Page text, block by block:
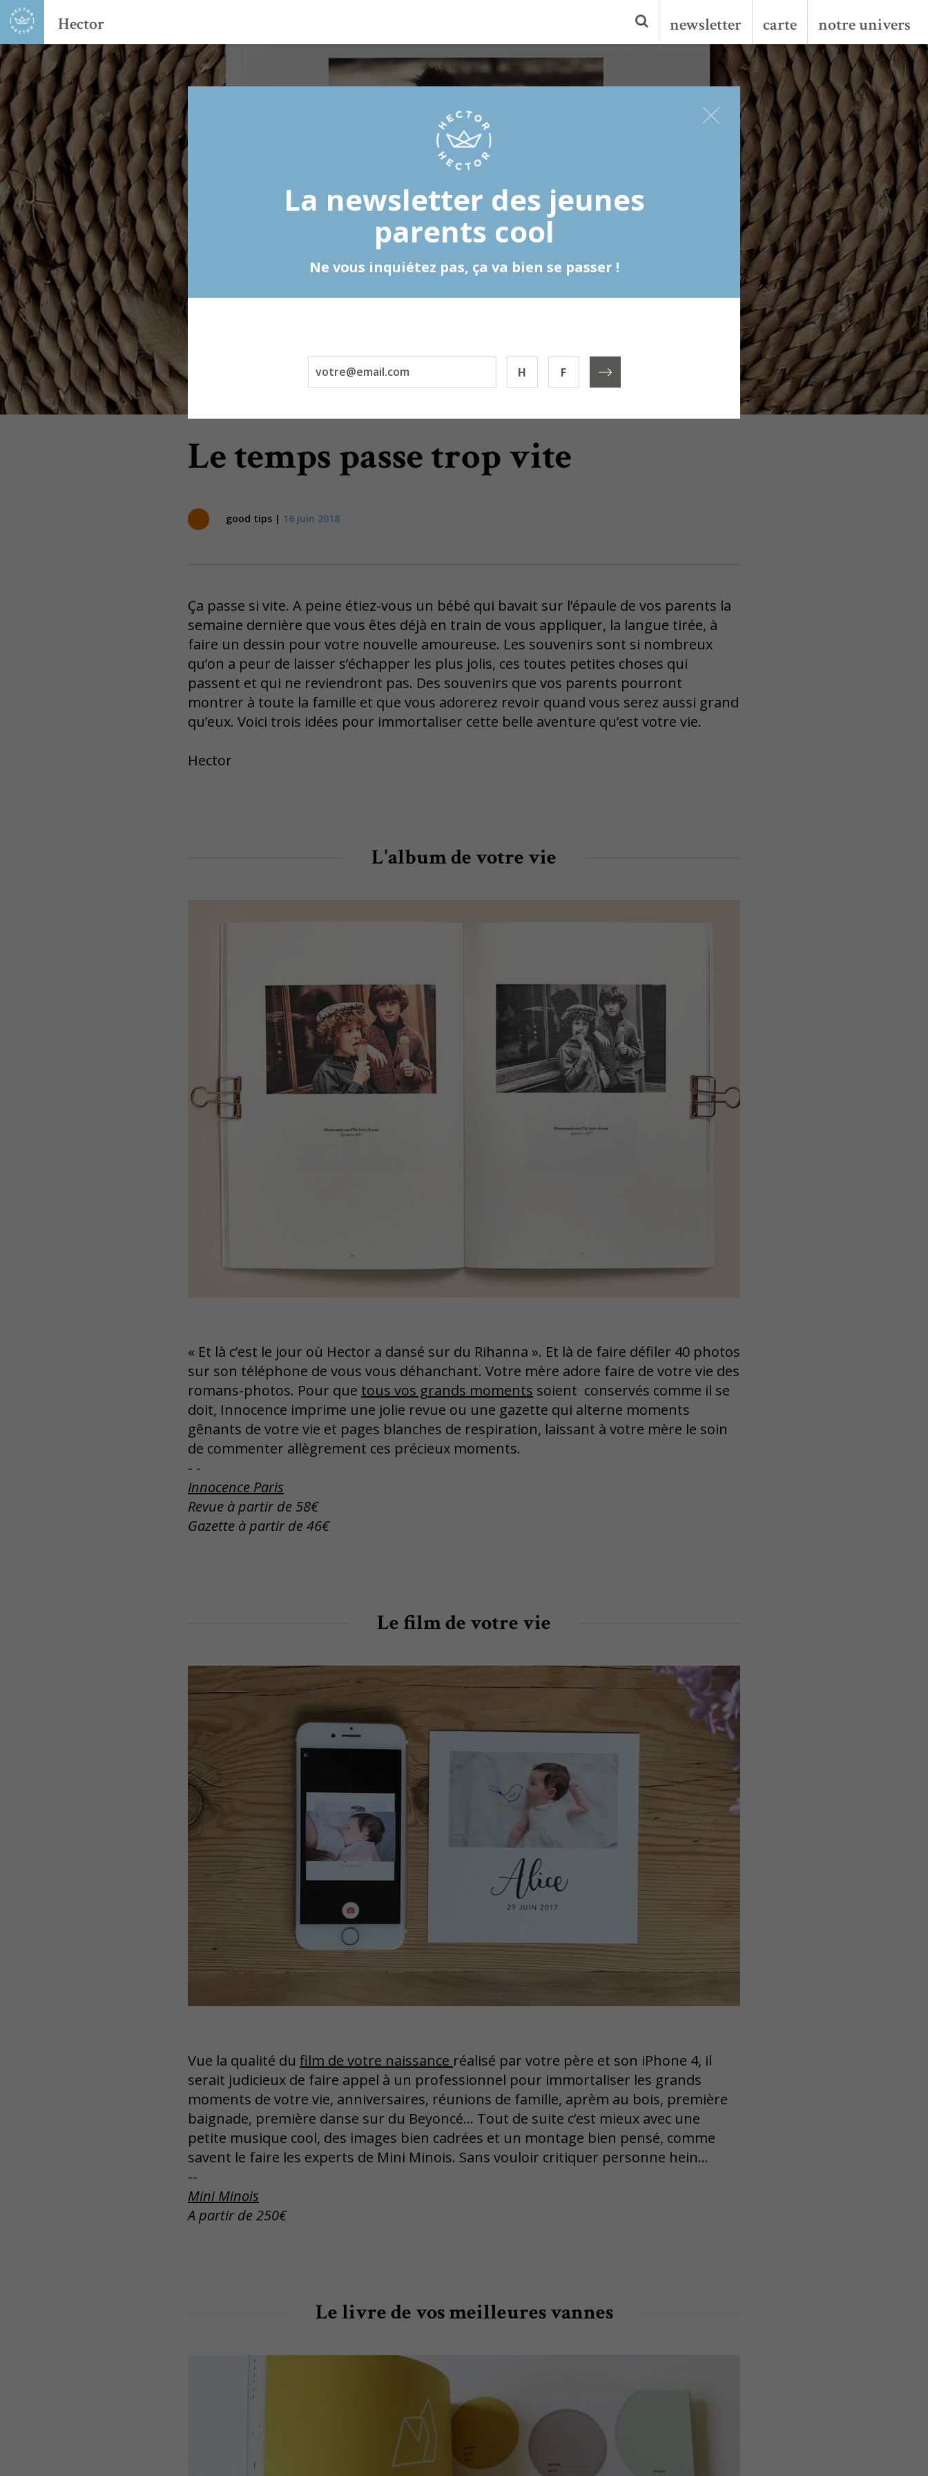
Hector newsletter carte notre univers
Le temps passe trop vite
good tips | 16 juin 2018
Ça passe si vite. A peine étiez-vous un bébé qui bavait sur l’épaule de vos parents la
semaine dernière que vous êtes déjà en train de vous appliquer, la langue tirée, à
faire un dessin pour votre nouvelle amoureuse. Les souvenirs sont si nombreux
qu’on a peur de laisser s’échapper les plus jolis, ces toutes petites choses qui
passent et qui ne reviendront pas. Des souvenirs que vos parents pourront
montrer à toute la famille et que vous adorerez revoir quand vous serez aussi grand
qu’eux. Voici trois idées pour immortaliser cette belle aventure qu’est votre vie.
Hector
L'album de votre vie
« Et là c’est le jour où Hector a dansé sur du Rihanna ». Et là de faire défiler 40 photos
sur son téléphone de vous vous déhanchant. Votre mère adore faire de votre vie des
romans-photos. Pour que tous vos grands moments soient conservés comme il se
doit, Innocence imprime une jolie revue ou une gazette qui alterne moments
gênants de votre vie et pages blanches de respiration, laissant à votre mère le soin
de commenter allègrement ces précieux moments.
- -
Innocence Paris
Revue à partir de 58€
Gazette à partir de 46€
Le film de votre vie
Vue la qualité du film de votre naissance réalisé par votre père et son iPhone 4, il
serait judicieux de faire appel à un professionnel pour immortaliser les grands
moments de votre vie, anniversaires, réunions de famille, aprèm au bois, première
baignade, première danse sur du Beyoncé… Tout de suite c’est mieux avec une
petite musique cool, des images bien cadrées et un montage bien pensé, comme
savent le faire les experts de Mini Minois. Sans vouloir critiquer personne hein…
--
Mini Minois
A partir de 250€
Le livre de vos meilleures vannes
La newsletter des jeunes
parents cool
Ne vous inquiétez pas, ça va bien se passer !
H F